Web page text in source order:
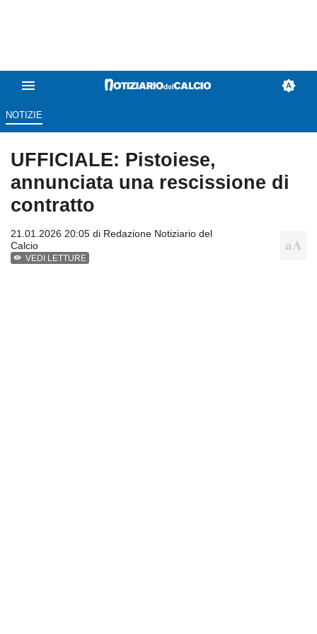
NOTIZIE
UFFICIALE: Pistoiese,
annunciata una rescissione di
contratto
21.01.2026 20:05 di Redazione Notiziario del
Calcio
VEDI LETTURE